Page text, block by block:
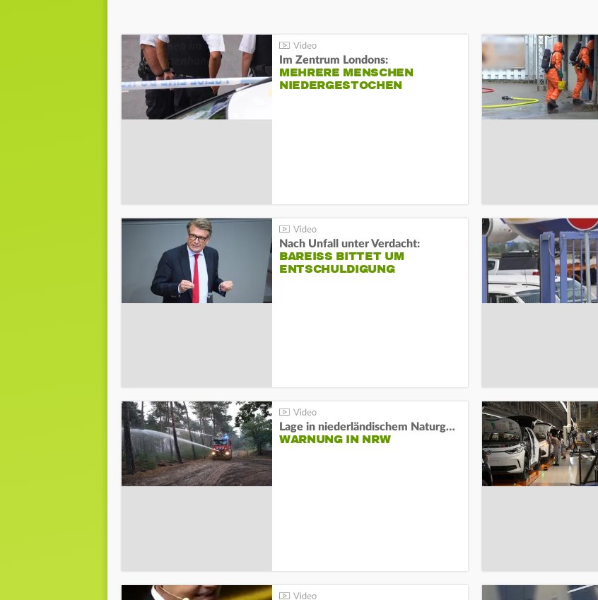
Im Zentrum Londons:
MEHRERE MENSCHEN
NIEDERGESTOCHEN
Nach Unfall unter Verdacht:
BAREISS BITTET UM E
NTSCHULDIGUNG
Lage in niederländischem Naturgebiet stabil
WARNUNG IN NRW